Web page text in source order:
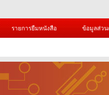
รายการยืมหนังสือ ข้อมูลส่ว